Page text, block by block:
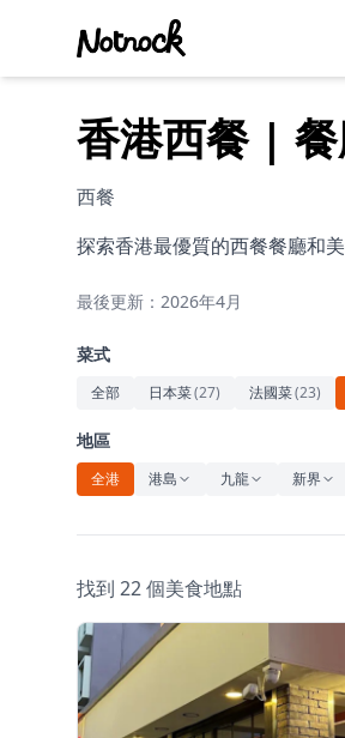
香港西餐 |
西餐
探索香港最優質的西餐餐廳和
最後更新：2026年4月
菜式
全部 日本菜(27) 法國菜(23)
地區
全港 港島 九龍 新界
找到 22 個美食地點